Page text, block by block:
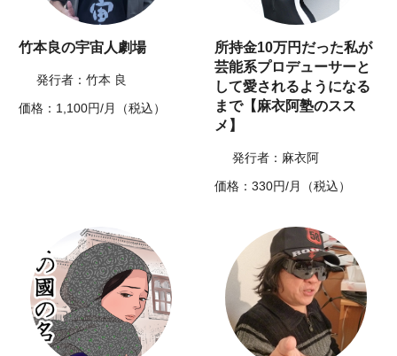
竹本良の宇宙人劇場
発行者：竹本 良
価格：1,100円/月（税込）
所持金10万円だった私が
芸能系プロデューサーと
して愛されるようになる
まで【麻衣阿塾のスス
メ】
発行者：麻衣阿
価格：330円/月（税込）